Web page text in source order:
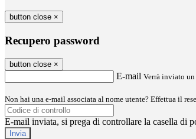
button close ×
Recupero password
button close ×
E-mail Verrà inviato
Non hai una e-mail associata al nome utente? Effettua il
E-mail inviata, si prega di controllare la casella di